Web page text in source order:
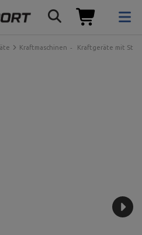
Kraftmaschinen Kraftgeräte mit